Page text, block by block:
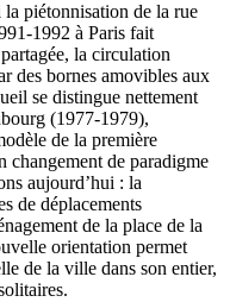
la piétonnisation de la rue
à Paris fait
la circulation
des bornes amovibles aux
se distingue nettement
(1977‑1979),
de la première
changement de paradigme
aujourd’hui : la
de déplacements
de la place de la
orientation permet
de la ville dans son entier,